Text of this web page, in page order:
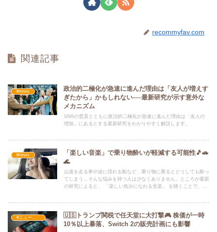
recommyfav.com
関連記事
#news
政治的二極化が急速に進んだ理由は「友人が増えす
ぎたから」かもしれない──最新研究が示す意外な
メカニズム
SNSの普及とともに政治的二極化が急速に進んだ理由は「友人の
増加」にあるとする最新研究をわかりやすく解説します。
#news
「楽しい音楽」で乗り物酔いが軽減する可能性🎵🚗
🌊
山道を走る車や波に揺れる船など、乗り物に乗るとどうしても酔っ
てしまう…そんな悩みを持つ人は少なくありません。ところが最新
の研究によると、 「楽しい気分になれる音楽」 を聴くことで、乗
#ニュース・社会・コラム
🇺🇸トランプ関税で任天堂に大打撃🎮 株価が一時
10％以上暴落、Switch 2の販売計画にも影響